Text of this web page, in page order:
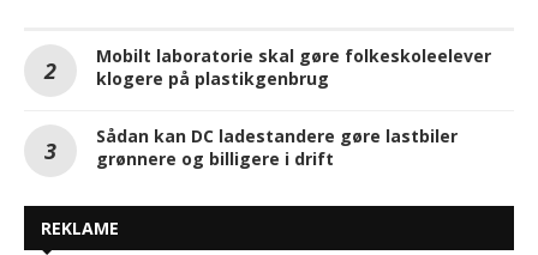
Mobilt laboratorie skal gøre folkeskoleelever
klogere på plastikgenbrug
Sådan kan DC ladestandere gøre lastbiler
grønnere og billigere i drift
REKLAME